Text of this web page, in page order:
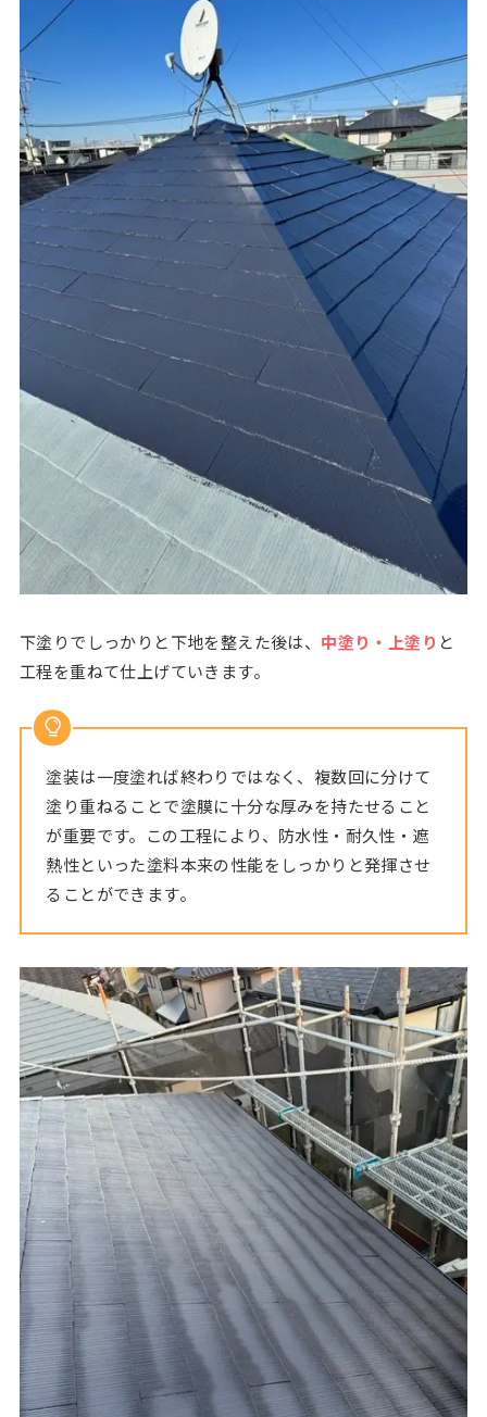
下塗りでしっかりと下地を整えた後は、 中塗り・上塗り と
工程を重ねて仕上げていきます。
塗装は一度塗れば終わりではなく、複数回に分けて
塗り重ねることで塗膜に十分な厚みを持たせること
が重要です。この工程により、防水性・耐久性・遮
熱性といった塗料本来の性能をしっかりと発揮させ
ることができます。